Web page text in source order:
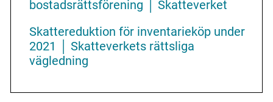
bostadsrättsförening │ Skatteverket
Skattereduktion för inventarieköp under
2021 │ Skatteverkets rättsliga
vägledning